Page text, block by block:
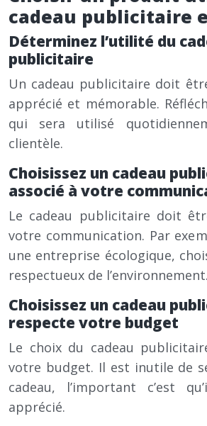
cadeau publicitaire
Déterminez l’utilité du
publicitaire
Un cadeau publicitaire doit
apprécié et mémorable.
qui sera utilisé
clientèle.
Choisissez un cadeau
associé à votre
Le cadeau publicitaire doit
votre communication. Par
une entreprise écologique,
respectueux de l’environnement.
Choisissez un cadeau
respecte votre budget
Le choix du cadeau
votre budget. Il est inutile de
cadeau, l’important c’est
apprécié.